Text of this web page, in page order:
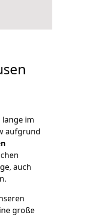
im
aufgrund
auch
große